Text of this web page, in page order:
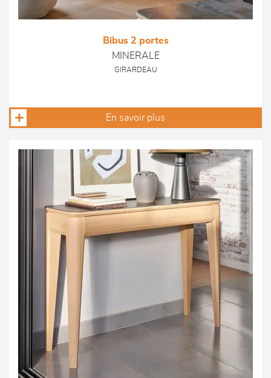
Bibus 2 portes
MINERALE
GIRARDEAU
En savoir plus